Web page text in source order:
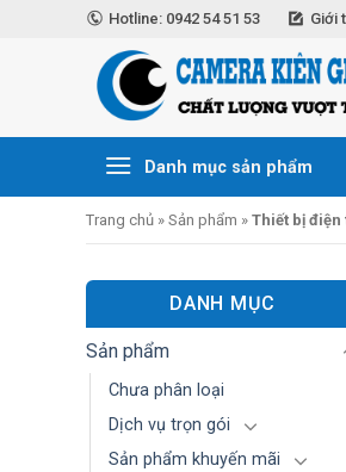
Hotline: 0942 54 51 53 Giới
Danh mục sản phẩm
Trang chủ » Sản phẩm » Thiết bị
DANH MỤC
Sản phẩm
Chưa phân loại
Dịch vụ trọn gói
Sản phẩm khuyến mãi